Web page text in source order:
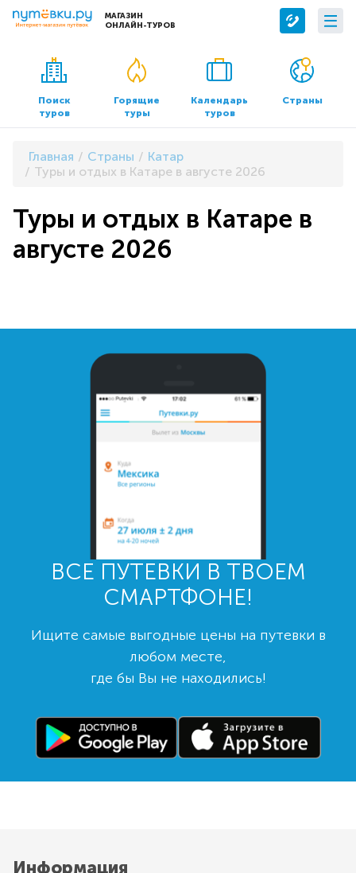
МАГАЗИН
ОНЛАЙН-ТУРОВ
Сервисы
Бронирование отелей
Трансфер
О компании
О нас
Контакты
Документы и реквизиты
Поиск
туров
Горящие
туры
Календарь
туров
Страны
Главная Страны
Катар
Туры и отдых в Катаре в августе 2026
Туры и отдых в Катаре в
августе 2026
ВСЕ ПУТЕВКИ В ТВОЕМ
СМАРТФОНЕ!
Ищите самые выгодные цены на путевки в
любом месте,
где бы Вы не находились!
Информация